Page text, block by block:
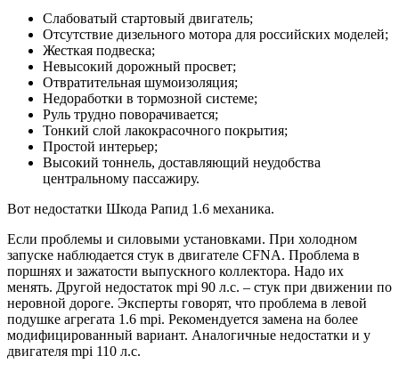
Слабоватый стартовый двигатель;
Отсутствие дизельного мотора для российских моделей;
Жесткая подвеска;
Невысокий дорожный просвет;
Отвратительная шумоизоляция;
Недоработки в тормозной системе;
Руль трудно поворачивается;
Тонкий слой лакокрасочного покрытия;
Простой интерьер;
Высокий тоннель, доставляющий неудобства
центральному пассажиру.
Вот недостатки Шкода Рапид 1.6 механика.
Если проблемы и силовыми установками. При холодном
запуске наблюдается стук в двигателе CFNA. Проблема в
поршнях и зажатости выпускного коллектора. Надо их
менять. Другой недостаток mpi 90 л.с. – стук при движении по
неровной дороге. Эксперты говорят, что проблема в левой
подушке агрегата 1.6 mpi. Рекомендуется замена на более
модифицированный вариант. Аналогичные недостатки и у
двигателя mpi 110 л.с.